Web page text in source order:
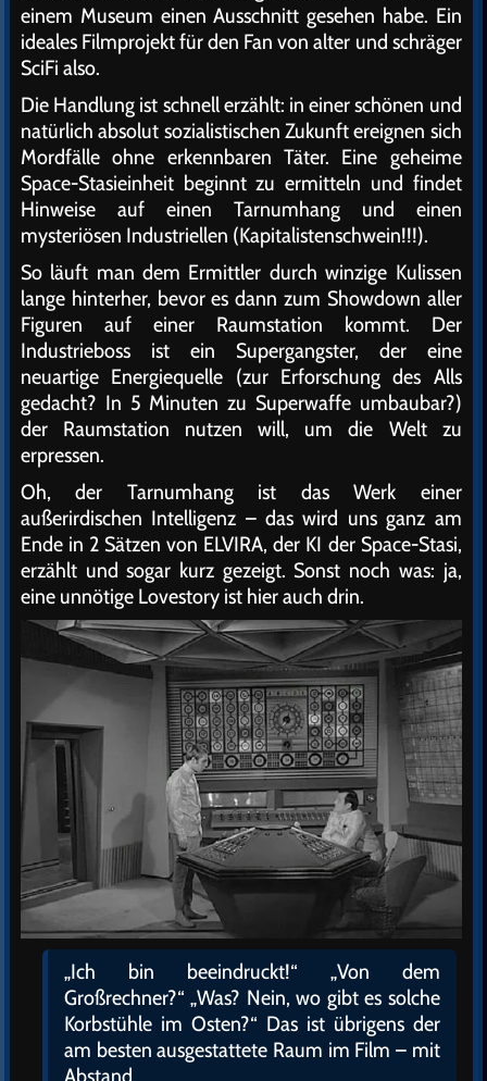
einem Museum einen Ausschnitt gesehen habe. Ein
ideales Filmprojekt für den Fan von alter und schräger
SciFi also.
Die Handlung ist schnell erzählt: in einer schönen und
natürlich absolut sozialistischen Zukunft ereignen sich
Mordfälle ohne erkennbaren Täter. Eine geheime
Space-Stasieinheit beginnt zu ermitteln und findet
Hinweise auf einen Tarnumhang und einen
mysteriösen Industriellen (Kapitalistenschwein!!!).
So läuft man dem Ermittler durch winzige Kulissen
lange hinterher, bevor es dann zum Showdown aller
Figuren auf einer Raumstation kommt. Der
Industrieboss ist ein Supergangster, der eine
neuartige Energiequelle (zur Erforschung des Alls
gedacht? In 5 Minuten zu Superwaffe umbaubar?)
der Raumstation nutzen will, um die Welt zu
erpressen.
Oh, der Tarnumhang ist das Werk einer
außerirdischen Intelligenz – das wird uns ganz am
Ende in 2 Sätzen von ELVIRA, der KI der Space-Stasi,
erzählt und sogar kurz gezeigt. Sonst noch was: ja,
eine unnötige Lovestory ist hier auch drin.
„Ich bin beeindruckt!“ „Von dem
Großrechner?“ „Was? Nein, wo gibt es solche
Korbstühle im Osten?“ Das ist übrigens der
am besten ausgestattete Raum im Film – mit
Abstand.